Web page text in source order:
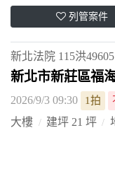
列管案件
新北法院 115洪49605
新北市新莊區福
2026/9/3 09:30 1拍
大樓 建坪 21 坪